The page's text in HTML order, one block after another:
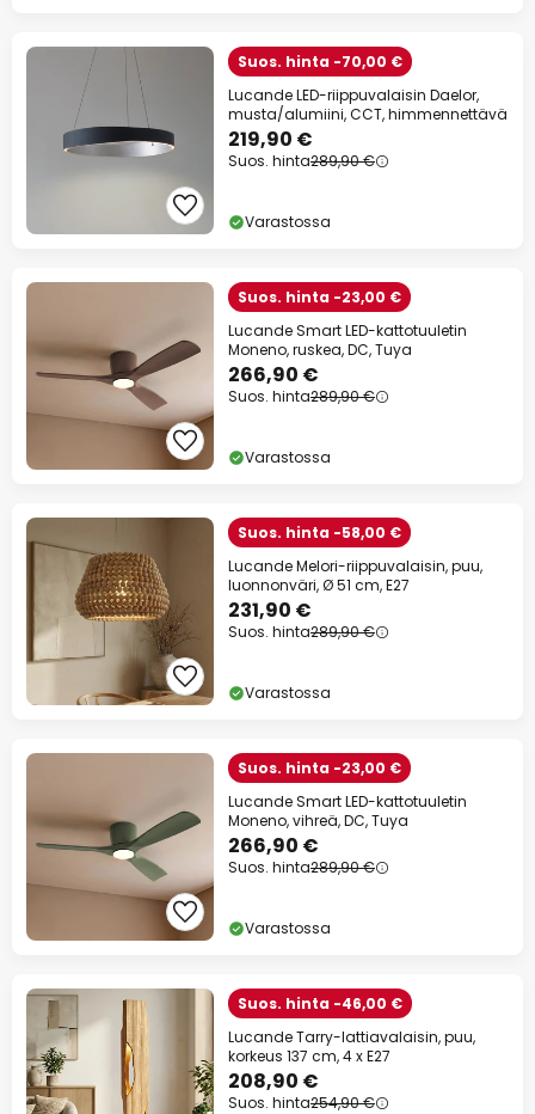
Suos. hinta -70,00 €
Lucande LED-riippuvalaisin Daelor,
musta/alumiini, CCT, himmennettävä
219,90 €
Suos. hinta289,90 €
Varastossa
Suos. hinta -23,00 €
Lucande Smart LED-kattotuuletin
Moneno, ruskea, DC, Tuya
266,90 €
Suos. hinta289,90 €
Varastossa
Suos. hinta -58,00 €
Lucande Melori-riippuvalaisin, puu,
luonnonväri, Ø 51 cm, E27
231,90 €
Suos. hinta289,90 €
Varastossa
Suos. hinta -23,00 €
Lucande Smart LED-kattotuuletin
Moneno, vihreä, DC, Tuya
266,90 €
Suos. hinta289,90 €
Varastossa
Suos. hinta -46,00 €
Lucande Tarry-lattiavalaisin, puu,
korkeus 137 cm, 4 x E27
208,90 €
Suos. hinta254,90 €